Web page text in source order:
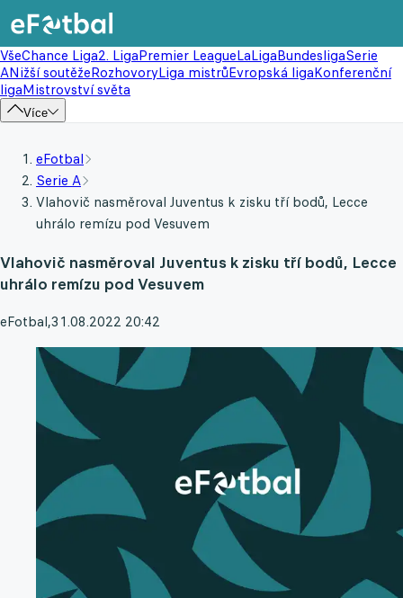
VšeChance Liga2. LigaPremier LeagueLaLigaBundesligaSerie
ANižší soutěžeRozhovoryLiga mistrůEvropská ligaKonferenční
ligaMistrovství světa
Více
eFotbal
Serie A
Vlahovič nasměroval Juventus k zisku tří bodů, Lecce
uhrálo remízu pod Vesuvem
Vlahovič nasměroval Juventus k zisku tří bodů, Lecce
uhrálo remízu pod Vesuvem
eFotbal,31.08.2022 20:42